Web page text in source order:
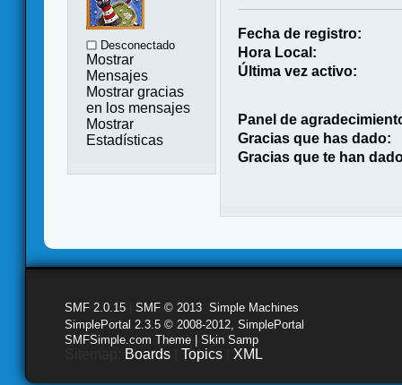
Desconectado
Mostrar
Mensajes
Mostrar gracias
en los mensajes
Mostrar
Estadísticas
Fecha de registro:
Hora Local:
Última vez activo:
Panel de
Gracias que has dado:
Gracias que te han
SMF 2.0.15 SMF © 2013 Simple Machines
SimplePortal 2.3.5 © 2008-2012, SimplePortal
SMFSimple.com Theme | Skin Samp
Boards Topics XML